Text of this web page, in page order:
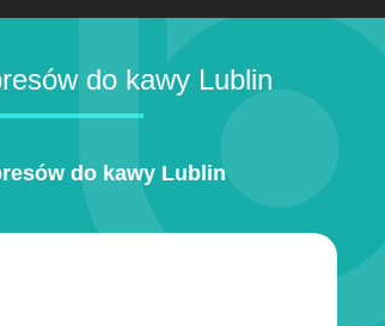
do kawy Lublin
do kawy Lublin